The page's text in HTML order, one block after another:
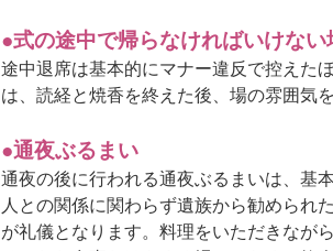
●式の途中で帰らなければいけない
途中退席は基本的にマナー違反で控えた
は、読経と焼香を終えた後、場の雰囲気
●通夜ぶるまい
通夜の後に行われる通夜ぶるまいは、基
人との関係に関わらず遺族から勧められ
が礼儀となります。料理をいただきなが